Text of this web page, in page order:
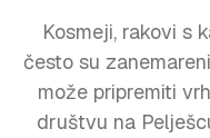
NAUTIKA
Kosmeji, rakovi s
često su
može pripremiti
društvu na